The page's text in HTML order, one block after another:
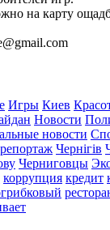
на карту
Игры Киев
Новости
новости
Чернігів
Черниговцы
коррупция кредит